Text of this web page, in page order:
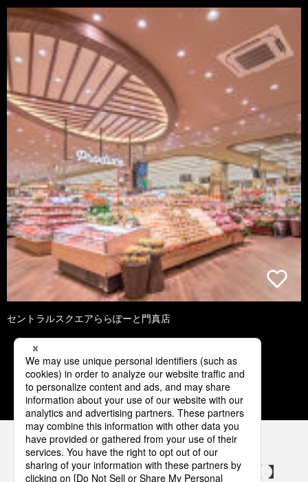
セントラルスクエアららぽーと門真店
1 2 3 4 5
パナソニックの電気設備 SNSアカウント